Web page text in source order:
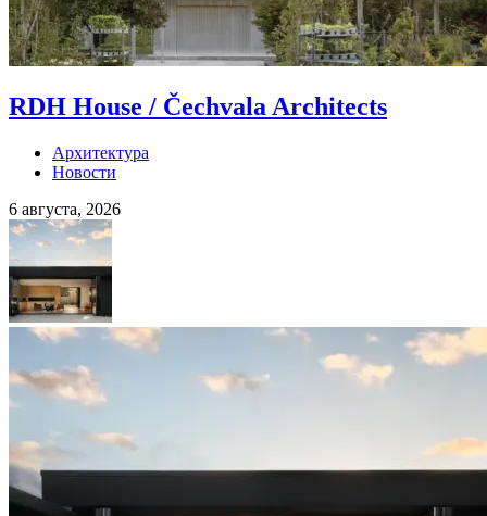
RDH House / Čechvala Architects
Архитектура
Новости
6 августа, 2026